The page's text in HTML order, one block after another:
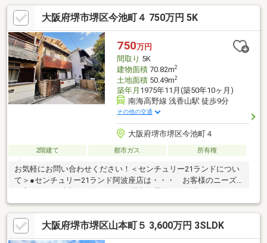
建築時はセットバック必要。※売主は契約不適合責任を負いませ
ん。*----*----*----*----*----*----*----*----*----*----*----*----*御内覧ご希望
の際は、お気軽にお問い合わせ下さい。
大阪府堺市堺区今池町４ 750万円 5K
750万円
間取り 5K
建物面積70.82m2
土地面積50.49m2
築年月 1975年11月(築50年10ヶ月)
南海高野線 浅香山駅 徒歩9分
その他の交通
大阪府堺市堺区今池町４
2階建て 都市ガス 所有権
お気軽にお問い合わせください！＜センチュリー21ランドについ
て＞●センチュリー21ランド阿波座店は・・・ お客様のニーズ
す！●リフォームのご相談も承っております。●購入・売却・ロー
ンのご相談・・・なんでもお気軽にご相談くださいませ！〇大阪
メトロ千日前線・中央線「阿波座」駅5番出口より徒歩約2分！〇
営業時間：10：00～20：00（火曜日・水曜日定休日※祝日は営
大阪府堺市堺区山本町５ 3,600万円 3SLDK